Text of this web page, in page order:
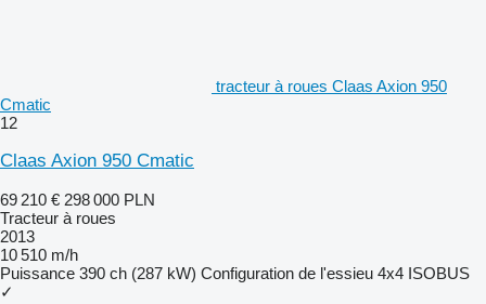
tracteur à roues Claas Axion 950
Cmatic
12
Claas Axion 950 Cmatic
69 210 € 298 000 PLN
Tracteur à roues
2013
10 510 m/h
Puissance 390 ch (287 kW) Configuration de l'essieu 4x4 ISOBUS
✓